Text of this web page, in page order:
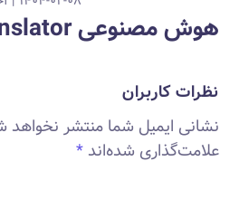
هوش مصنوعی O.Translator،
نظرات کاربران
نشانی ایمیل شما منتشر نخواهد
علامت‌گذاری شده‌اند*